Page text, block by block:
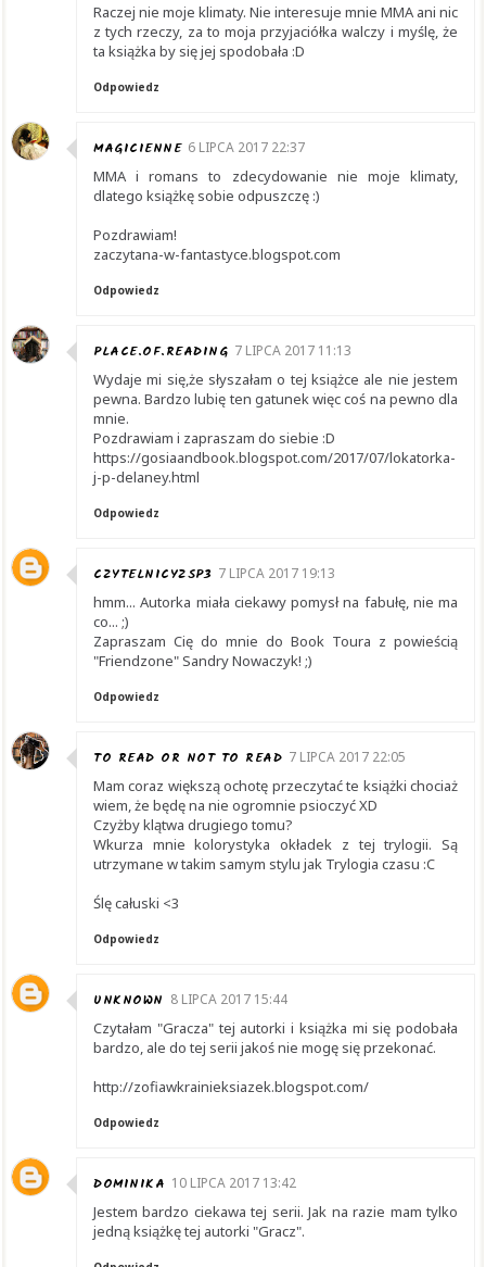
Raczej nie moje klimaty. Nie interesuje mnie MMA ani nic
z tych rzeczy, za to moja przyjaciółka walczy i myślę, że
ta książka by się jej spodobała :D
Odpowiedz
MAGICIENNE 6 LIPCA 2017 22:37
MMA i romans to zdecydowanie nie moje klimaty,
dlatego książkę sobie odpuszczę :)
Pozdrawiam!
zaczytana-w-fantastyce.blogspot.com
Odpowiedz
PLACE.OF.READING 7 LIPCA 2017 11:13
Wydaje mi się,że słyszałam o tej książce ale nie jestem
pewna. Bardzo lubię ten gatunek więc coś na pewno dla
mnie.
Pozdrawiam i zapraszam do siebie :D
https://gosiaandbook.blogspot.com/2017/07/lokatorka-
j-p-delaney.html
Odpowiedz
CZYTELNICYZSP3 7 LIPCA 2017 19:13
hmm... Autorka miała ciekawy pomysł na fabułę, nie ma
co... ;)
Zapraszam Cię do mnie do Book Toura z powieścią
"Friendzone" Sandry Nowaczyk! ;)
Odpowiedz
TO READ OR NOT TO READ 7 LIPCA 2017 22:05
Mam coraz większą ochotę przeczytać te książki chociaż
wiem, że będę na nie ogromnie psioczyć XD
Czyżby klątwa drugiego tomu?
Wkurza mnie kolorystyka okładek z tej trylogii. Są
utrzymane w takim samym stylu jak Trylogia czasu :C
Ślę całuski <3
Odpowiedz
UNKNOWN 8 LIPCA 2017 15:44
Czytałam "Gracza" tej autorki i książka mi się podobała
bardzo, ale do tej serii jakoś nie mogę się przekonać.
http://zofiawkrainieksiazek.blogspot.com/
Odpowiedz
DOMINIKA 10 LIPCA 2017 13:42
Jestem bardzo ciekawa tej serii. Jak na razie mam tylko
jedną książkę tej autorki "Gracz".